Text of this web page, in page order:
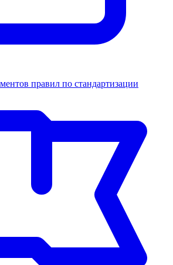
правил по стандартизации